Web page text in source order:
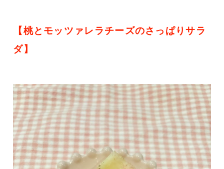
【桃とモッツァレラチーズのさっぱりサラ
ダ】